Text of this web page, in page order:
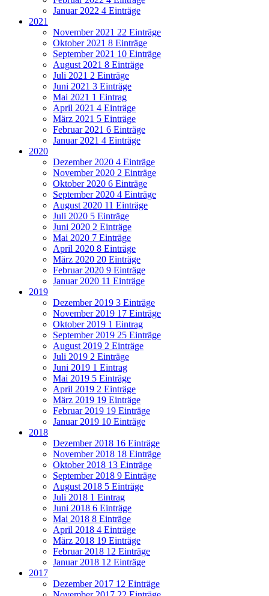
Januar 2022 4 Einträge
2021
November 2021 22 Einträge
Oktober 2021 8 Einträge
September 2021 10 Einträge
August 2021 8 Einträge
Juli 2021 2 Einträge
Juni 2021 3 Einträge
Mai 2021 1 Eintrag
April 2021 4 Einträge
März 2021 5 Einträge
Februar 2021 6 Einträge
Januar 2021 4 Einträge
2020
Dezember 2020 4 Einträge
November 2020 2 Einträge
Oktober 2020 6 Einträge
September 2020 4 Einträge
August 2020 11 Einträge
Juli 2020 5 Einträge
Juni 2020 2 Einträge
Mai 2020 7 Einträge
April 2020 8 Einträge
März 2020 20 Einträge
Februar 2020 9 Einträge
Januar 2020 11 Einträge
2019
Dezember 2019 3 Einträge
November 2019 17 Einträge
Oktober 2019 1 Eintrag
September 2019 25 Einträge
August 2019 2 Einträge
Juli 2019 2 Einträge
Juni 2019 1 Eintrag
Mai 2019 5 Einträge
April 2019 2 Einträge
März 2019 19 Einträge
Februar 2019 19 Einträge
Januar 2019 10 Einträge
2018
Dezember 2018 16 Einträge
November 2018 18 Einträge
Oktober 2018 13 Einträge
September 2018 9 Einträge
August 2018 5 Einträge
Juli 2018 1 Eintrag
Juni 2018 6 Einträge
Mai 2018 8 Einträge
April 2018 4 Einträge
März 2018 19 Einträge
Februar 2018 12 Einträge
Januar 2018 12 Einträge
2017
Dezember 2017 12 Einträge